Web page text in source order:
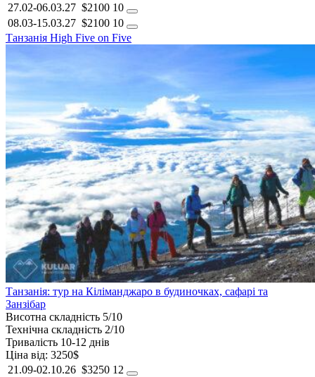
27.02-06.03.27 $2100 10
08.03-15.03.27 $2100 10
Танзанія High Five on Five
Танзанія: тур на Кіліманджаро в будиночках, сафарі та
Занзібар
Висотна складність 5/10
Технічна складність 2/10
Тривалість 10-12 днів
Ціна від: 3250$
21.09-02.10.26 $3250 12